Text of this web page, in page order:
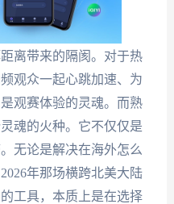
离带来的隔阂。对于热
观众一起心跳加速、为
观赛体验的灵魂。而熟
魂的火种。它不仅仅是
无论是解决在海外怎么
年那场横跨北美大陆
工具，本质上是在选择